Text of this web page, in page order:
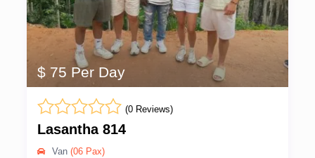
$ 75 Per Day
(0 Reviews)
Lasantha 814
Van (06 Pax)